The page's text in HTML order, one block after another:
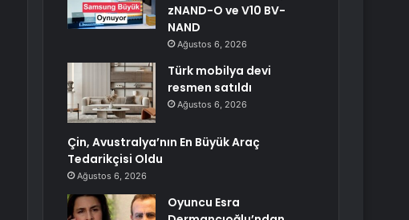
zNAND-O ve V10 BV-
NAND
Ağustos 6, 2026
Türk mobilya devi
resmen satıldı
Ağustos 6, 2026
Çin, Avustralya’nın En Büyük Araç
Tedarikçisi Oldu
Ağustos 6, 2026
Oyuncu Esra